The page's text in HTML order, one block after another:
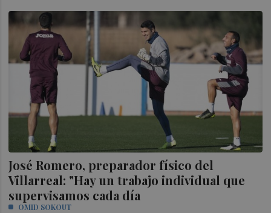
José Romero, preparador físico del
Villarreal: "Hay un trabajo individual que
supervisamos cada día
OMID SOKOUT